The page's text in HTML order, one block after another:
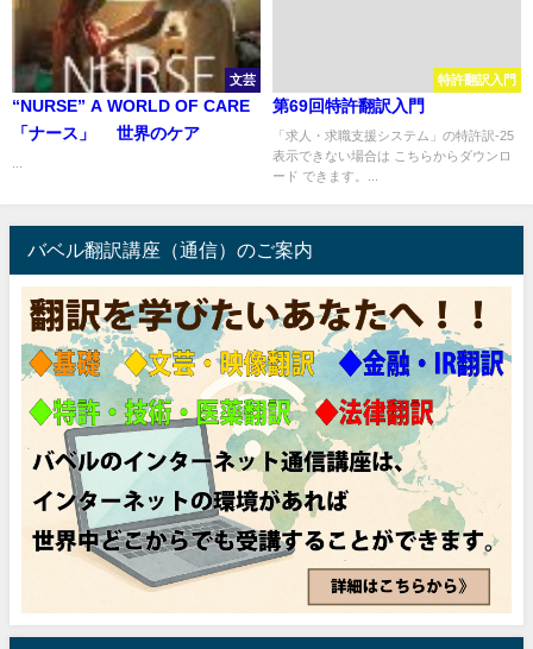
文芸
“NURSE” A WORLD OF CARE
「ナース」 世界のケア
特許翻訳入門
第69回特許翻訳入門
「求人・求職支援システム」の特許訳-25
表示できない場合は こちらからダウンロ
ード できます。...
バベル翻訳講座（通信）のご案内